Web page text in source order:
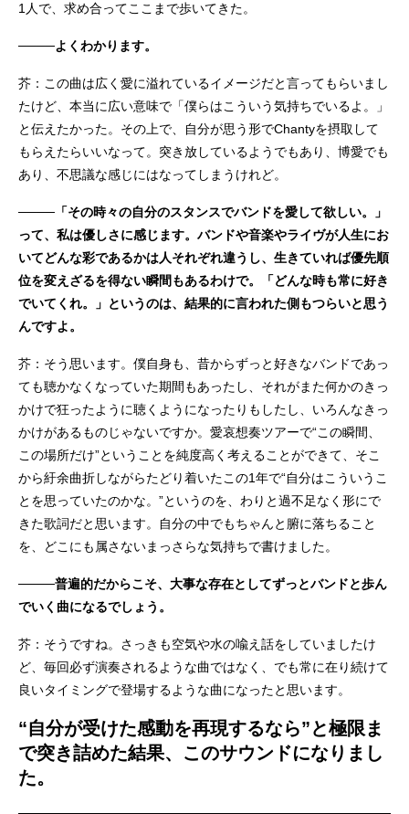
1人で、求め合ってここまで歩いてきた。
────よくわかります。
芥：この曲は広く愛に溢れているイメージだと言ってもらいまし
たけど、本当に広い意味で「僕らはこういう気持ちでいるよ。」
と伝えたかった。その上で、自分が思う形でChantyを摂取して
もらえたらいいなって。突き放しているようでもあり、博愛でも
あり、不思議な感じにはなってしまうけれど。
────「その時々の自分のスタンスでバンドを愛して欲しい。」
って、私は優しさに感じます。バンドや音楽やライヴが人生にお
いてどんな彩であるかは人それぞれ違うし、生きていれば優先順
位を変えざるを得ない瞬間もあるわけで。「どんな時も常に好き
でいてくれ。」というのは、結果的に言われた側もつらいと思う
んですよ。
芥：そう思います。僕自身も、昔からずっと好きなバンドであっ
ても聴かなくなっていた期間もあったし、それがまた何かのきっ
かけで狂ったように聴くようになったりもしたし、いろんなきっ
かけがあるものじゃないですか。愛哀想奏ツアーで“この瞬間、
この場所だけ”ということを純度高く考えることができて、そこ
から紆余曲折しながらたどり着いたこの1年で“自分はこういうこ
とを思っていたのかな。”というのを、わりと過不足なく形にで
きた歌詞だと思います。自分の中でもちゃんと腑に落ちること
を、どこにも属さないまっさらな気持ちで書けました。
────普遍的だからこそ、大事な存在としてずっとバンドと歩ん
でいく曲になるでしょう。
芥：そうですね。さっきも空気や水の喩え話をしていましたけ
ど、毎回必ず演奏されるような曲ではなく、でも常に在り続けて
良いタイミングで登場するような曲になったと思います。
“自分が受けた感動を再現するなら”と極限ま
で突き詰めた結果、このサウンドになりまし
た。